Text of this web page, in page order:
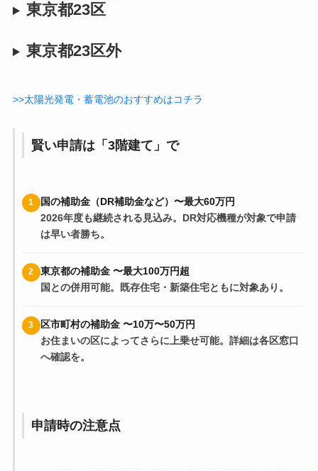
東京都23区
東京都23区外
>>太陽光発電・蓄電池のおすすめはコチラ
賢い申請は「3階建て」で
1
国の補助金（DR補助金など）〜最大60万円
2026年度も継続される見込み。DR対応機種が対象で申請
は早い者勝ち。
2
東京都の補助金 〜最大100万円超
国との併用可能。既存住宅・新築住宅ともに対象あり。
3
区市町村の補助金 〜10万〜50万円
お住まいの区によってさらに上乗せ可能。詳細は各区窓口
へ確認を。
申請時の注意点